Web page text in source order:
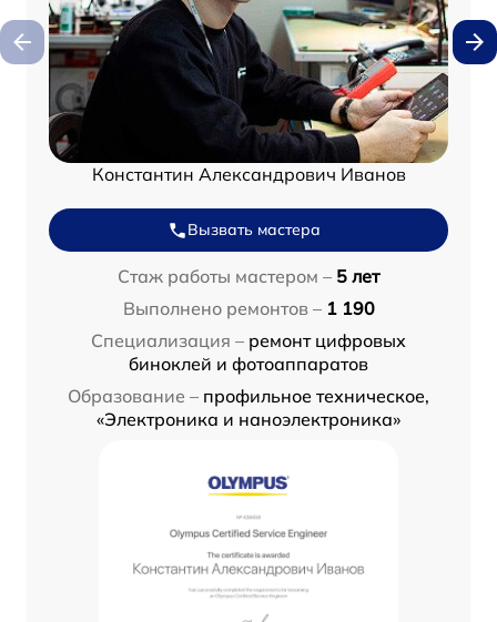
Константин Александрович Иванов
Вызвать мастера
Стаж работы мастером – 5 лет
Выполнено ремонтов – 1 190
Специализация – ремонт цифровых
биноклей и фотоаппаратов
Образование – профильное техническое,
«Электроника и наноэлектроника»